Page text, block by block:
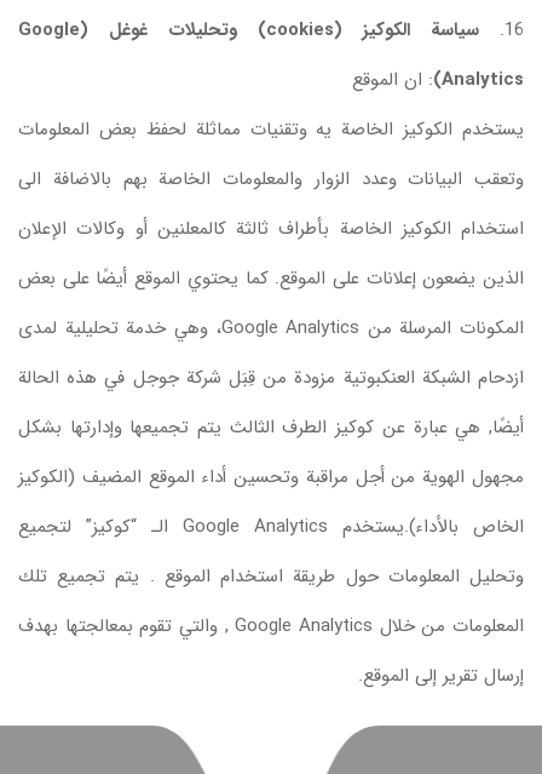
16.
سياسة الكوكيز (cookies) وتحليلات غوغل (Google
Analytics) : ان الموقع
يستخدم الكوكيز الخاصة يه وتقنيات مماثلة لحفظ بعض المعلومات
وتعقب البيانات وعدد الزوار والمعلومات الخاصة بهم بالاضافة الى
استخدام الكوكيز الخاصة بأطراف ثالثة كالمعلنين أو وكالات الإعلان
الذين يضعون إعلانات على الموقع. كما يحتوي الموقع أيضًا على بعض
المكونات المرسلة من Google Analytics، وهي خدمة تحليلية لمدى
ازدحام الشبكة العنكبوتية مزودة من قِبَل شركة جوجل في هذه الحالة
أيضًا, هي عبارة عن كوكيز الطرف الثالث يتم تجميعها وإدارتها بشكل
مجهول الهوية من أجل مراقبة وتحسين أداء الموقع المضيف (الكوكيز
الخاص بالأداء).يستخدم Google Analytics الـ “كوكيز” لتجميع
وتحليل المعلومات حول طريقة استخدام الموقع . يتم تجميع تلك
المعلومات من خلال Google Analytics , والتي تقوم بمعالجتها بهدف
إرسال تقرير إلى الموقع.